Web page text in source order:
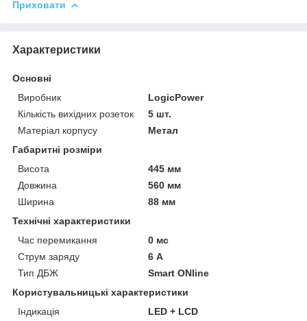
Приховати
Характеристики
Основні
Виробник
LogicPower
Кількість вихідних розеток
5 шт.
Матеріал корпусу
Метал
Габаритні розміри
Висота
445 мм
Довжина
560 мм
Ширина
88 мм
Технічні характеристики
Час перемикання
0 мс
Струм заряду
6 А
Тип ДБЖ
Smart ONline
Користувальницькі характеристики
Індикація
LED + LCD